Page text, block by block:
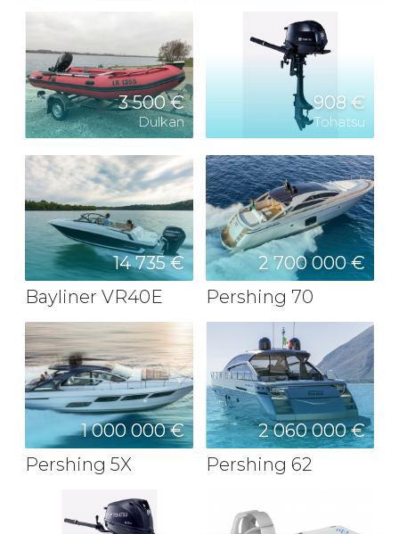
3 500 €
Dulkan
908 €
Tohatsu
14 735 €
Bayliner VR40E
2 700 000 €
Pershing 70
1 000 000 €
Pershing 5X
2 060 000 €
Pershing 62